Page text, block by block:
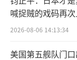
喊捉贼的戏码再
2026-08-06 14:13:34
美国第五舰队门